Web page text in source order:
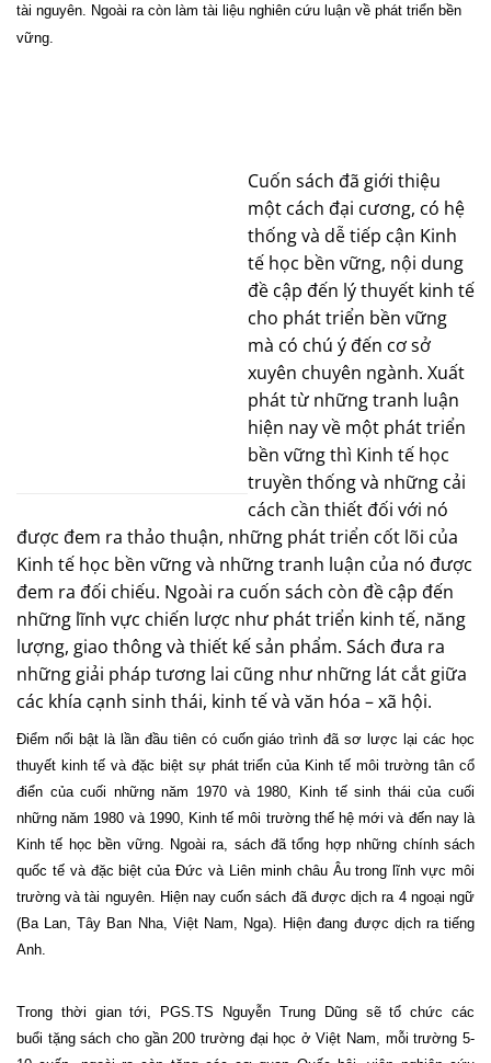
tài nguyên. Ngoài ra còn làm tài liệu nghiên cứu luận về phát triển bền
vững.
Cuốn sách đã giới thiệu
một cách đại cương, có hệ
thống và dễ tiếp cận Kinh
tế học bền vững, nội dung
đề cập đến lý thuyết kinh tế
cho phát triển bền vững
mà có chú ý đến cơ sở
xuyên chuyên ngành. Xuất
phát từ những tranh luận
hiện nay về một phát triển
bền vững thì Kinh tế học
truyền thống và những cải
cách cần thiết đối với nó
được đem ra thảo thuận, những phát triển cốt lõi của
Kinh tế học bền vững và những tranh luận của nó được
đem ra đối chiếu. Ngoài ra cuốn sách còn đề cập đến
những lĩnh vực chiến lược như phát triển kinh tế, năng
lượng, giao thông và thiết kế sản phẩm. Sách đưa ra
những giải pháp tương lai cũng như những lát cắt giữa
các khía cạnh sinh thái, kinh tế và văn hóa – xã hội.
Điểm nổi bật là lần đầu tiên có cuốn giáo trình đã sơ lược lại các học
thuyết kinh tế và đặc biệt sự phát triển của Kinh tế môi trường tân cổ
điển của cuối những năm 1970 và 1980, Kinh tế sinh thái của cuối
những năm 1980 và 1990, Kinh tế môi trường thế hệ mới và đến nay là
Kinh tế học bền vững. Ngoài ra, sách đã tổng hợp những chính sách
quốc tế và đặc biệt của Đức và Liên minh châu Âu trong lĩnh vực môi
trường và tài nguyên. Hiện nay cuốn sách đã được dịch ra 4 ngoại ngữ
(Ba Lan, Tây Ban Nha, Việt Nam , Nga). Hiện đang được dịch ra tiếng
Anh.
Trong thời gian tới, PGS.TS Nguyễn Trung Dũng sẽ tổ chức các
buổi tặng sách cho gần 200 trường đại học ở Việt Nam, mỗi trường 5-